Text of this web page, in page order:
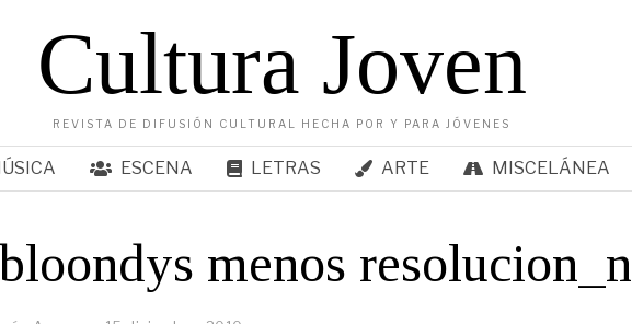
Cultura Joven
REVISTA DE DIFUSIÓN CULTURAL HECHA POR Y PARA JÓVENES
ESCENA LETRAS ARTE MISCELÁNEA
menos resolucion_n